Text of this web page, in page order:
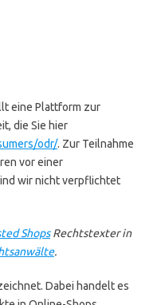
eine Plattform zur
die Sie hier
odr/. Zur Teilnahme
vor einer
wir nicht verpflichtet
ShopsRechtstexter in
.
Dabei handelt es